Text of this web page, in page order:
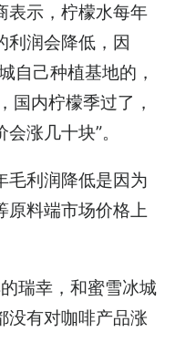
表示，柠檬水每年
利润会降低，因
自己种植基地的，
国内柠檬季过了，
涨几十块”。
毛利润降低是因为
原料端市场价格上
瑞幸，和蜜雪冰城
没有对咖啡产品涨